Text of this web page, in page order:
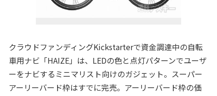
クラウドファンディングKickstarterで資金調達中の自転
車用ナビ「HAIZE」は、LEDの色と点灯パターンでユーザ
ーをナビするミニマリスト向けのガジェット。スーパー
アーリーバード枠はすでに完売。アーリーバード枠の価